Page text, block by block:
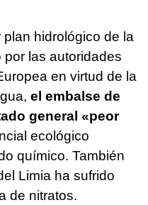
hidrológico de la
las autoridades
en virtud de la
el embalse de
general «peor
ecológico
químico. También
Limia ha sufrido
de nitratos.